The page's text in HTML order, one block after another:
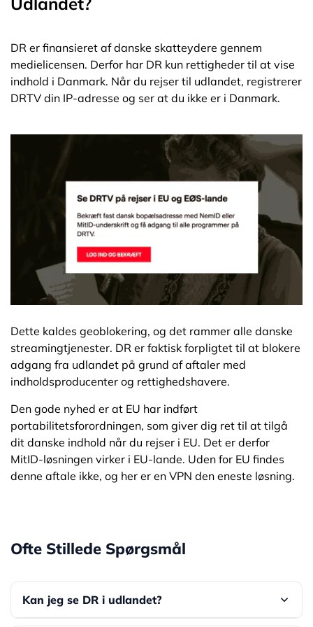
DR er finansieret af danske skatteydere gennem
medielicensen. Derfor har DR kun rettigheder til at vise
indhold i Danmark. Når du rejser til udlandet, registrerer
DRTV din IP-adresse og ser at du ikke er i Danmark.
Dette kaldes geoblokering, og det rammer alle danske
streamingtjenester. DR er faktisk forpligtet til at blokere
adgang fra udlandet på grund af aftaler med
indholdsproducenter og rettighedshavere.
Den gode nyhed er at EU har indført
portabilitetsforordningen, som giver dig ret til at tilgå
dit danske indhold når du rejser i EU. Det er derfor
MitID-løsningen virker i EU-lande. Uden for EU findes
denne aftale ikke, og her er en VPN den eneste løsning.
Ofte Stillede Spørgsmål
Kan jeg se DR i udlandet?